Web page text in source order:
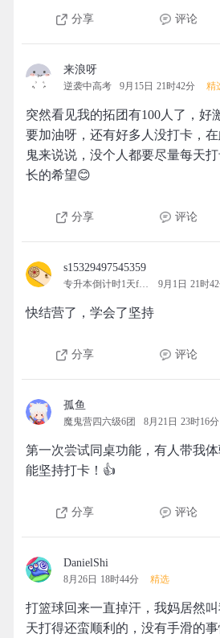
分享 评论
来浪呀
逆袭中高考 9月15日 21时42分 精
突然看见我的拓团有100人了，好
要加油呀，还有好多人没打卡，
鬼来说说，没个人都要尽量每天
长的希望😊
分享 评论
s15329497545359
专升本倒计时1天fighting 9月1日 21时
快结营了，学会了坚持
分享 评论
孤鱼
魔鬼营四六级6团 8月21日 23时16分
第一次尝试同桌功能，有人带我体
能坚持打卡！👍
分享 评论
DanielShi
8月26日 18时44分 精选
打篮球回来一直掉汗，我妈居然
天打得还蛮顺利的，没有手滑的事